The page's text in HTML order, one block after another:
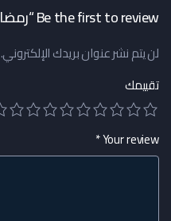
Be the first to review “رمضان كريم”
لن يتم نشر عنوان بريدك الإلكتروني.
تقييمك
Your review
*